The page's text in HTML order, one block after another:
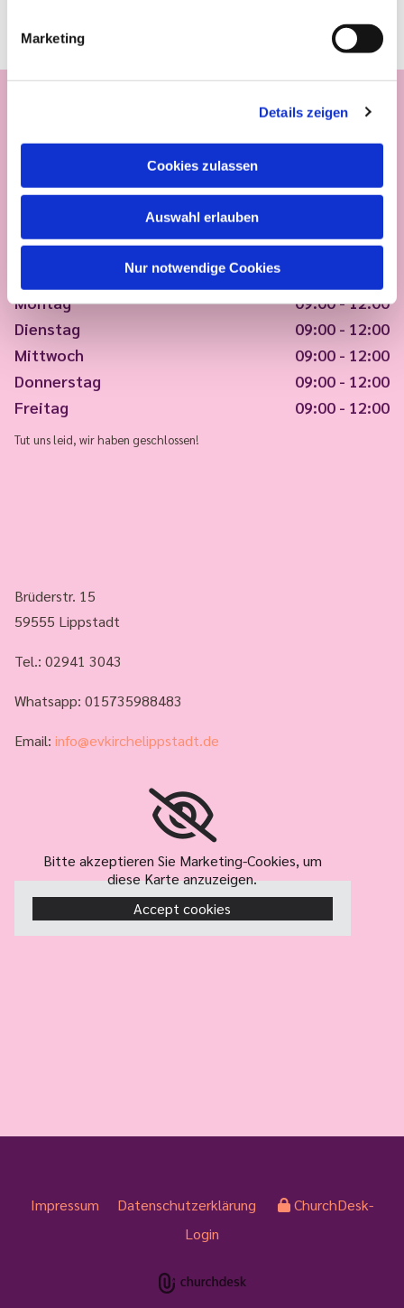
Marketing
Details zeigen
Cookies zulassen
Auswahl erlauben
Nur notwendige Cookies
Montag
09:00 - 12:00
Dienstag
09:00 - 12:00
Mittwoch
09:00 - 12:00
Donnerstag
09:00 - 12:00
Freitag
09:00 - 12:00
Tut uns leid, wir haben geschlossen!
Brüderstr. 15
59555 Lippstadt
Tel.: 02941 3043
Whatsapp: 015735988483
Email: info@evkirchelippstadt.de
Bitte akzeptieren Sie Marketing-Cookies, um
diese Karte anzuzeigen.
Accept cookies
Impressum Datenschutzerklärung
ChurchDesk-
Login